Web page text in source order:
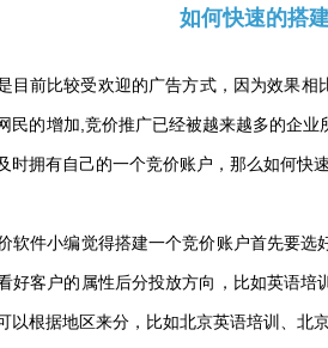
如何快速的搭
目前比较受欢迎的广告方式，因为效果
民的增加,竞价推广已经被越来越多的企
时拥有自己的一个竞价账户，那么如何快
件小编觉得搭建一个竞价账户首先要选
好客户的属性后分投放方向，比如英语
以根据地区来分，比如北京英语培训、北